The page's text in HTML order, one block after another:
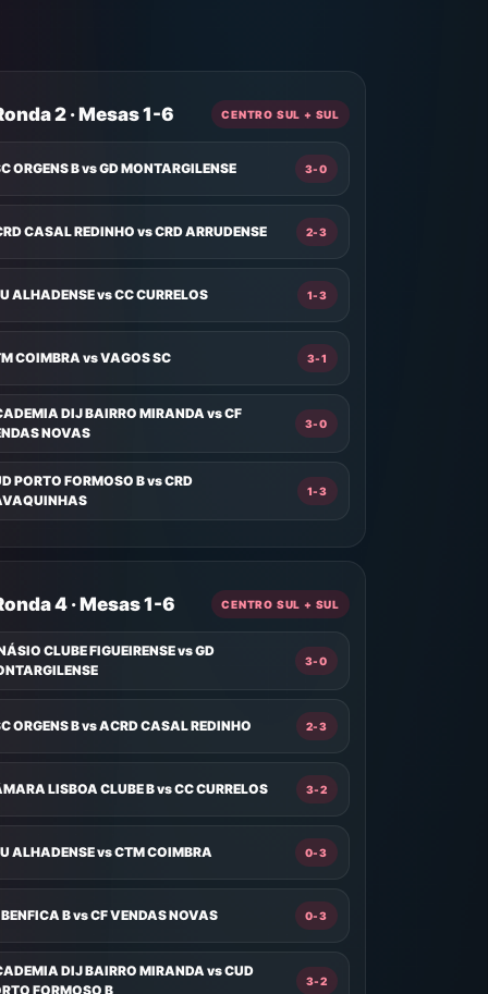
2 · Mesas 1-6 CENTRO SUL + SUL
ORGENS B vs GD MONTARGILENSE 3-0
CASAL REDINHO vs CRD ARRUDENSE 2-3
ALHADENSE vs CC CURRELOS 1-3
COIMBRA vs VAGOS SC 3-1
DIJ BAIRRO MIRANDA vs CF
NOVAS
3-0
PORTO FORMOSO B vs CRD
1-3
4 · Mesas 1-6 CENTRO SUL + SUL
CLUBE FIGUEIRENSE vs GD
3-0
ORGENS B vs ACRD CASAL REDINHO 2-3
LISBOA CLUBE B vs CC CURRELOS 3-2
ALHADENSE vs CTM COIMBRA 0-3
B vs CF VENDAS NOVAS 0-3
DIJ BAIRRO MIRANDA vs CUD
FORMOSO B
3-2